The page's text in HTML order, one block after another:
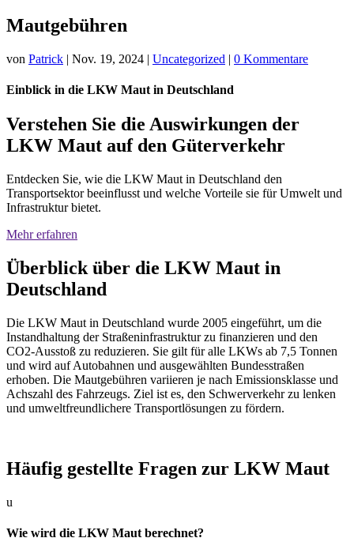
Mautgebühren
von Patrick | Nov. 19, 2024 | Uncategorized | 0 Kommentare
Einblick in die LKW Maut in Deutschland
Verstehen Sie die Auswirkungen der
LKW Maut auf den Güterverkehr
Entdecken Sie, wie die LKW Maut in Deutschland den
Transportsektor beeinflusst und welche Vorteile sie für Umwelt und
Infrastruktur bietet.
Mehr erfahren
Überblick über die LKW Maut in
Deutschland
Die LKW Maut in Deutschland wurde 2005 eingeführt, um die
Instandhaltung der Straßeninfrastruktur zu finanzieren und den
CO2-Ausstoß zu reduzieren. Sie gilt für alle LKWs ab 7,5 Tonnen
und wird auf Autobahnen und ausgewählten Bundesstraßen
erhoben. Die Mautgebühren variieren je nach Emissionsklasse und
Achszahl des Fahrzeugs. Ziel ist es, den Schwerverkehr zu lenken
und umweltfreundlichere Transportlösungen zu fördern.
Häufig gestellte Fragen zur LKW Maut
u
Wie wird die LKW Maut berechnet?